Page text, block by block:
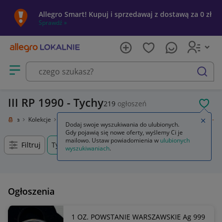
Allegro Smart! Kupuj i sprzedawaj z dostawą za 0 zł
Sprawdź »
Otwórz menu z kategoriami
szukaj
III RP 1990 - Tychy219 ogłoszeń
sztuka Kolekcje III RP 1990 -
Filtruj Tychy, Śląskie, +0 km
Ogłoszenia
1 OZ. POWSTANIE WARSZAWSKIE Ag 999
Dodaj swoje wyszukiwania do ulubionych.
Gdy pojawią się nowe oferty, wyślemy Ci je
mailowo. Ustaw powiadomienia w ulubionych
wyszukiwaniach.